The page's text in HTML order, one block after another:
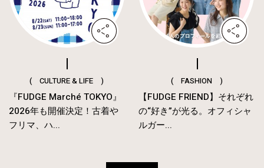
( CULTURE & LIFE )
『FUDGE Marché TOKYO』
2026年も開催決定！古着や
フリマ、ハ...
( FASHION )
【FUDGE FRIEND】それぞれ
の“好き”が光る。オフィシャ
ルガー...